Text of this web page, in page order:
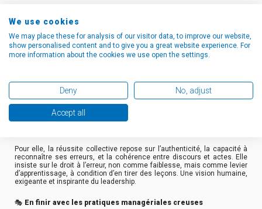
• Le Boss, qui organise, priorise et pilote l’action
🍽️Leadership et sincérité : la parole d’Hélène Darroze
La cheffe étoiléeHélène Darroze
Pour elle, la réussite collective repose sur l’authenticité, la capacité à
reconnaître ses erreurs, et la cohérence entre discours et actes. Elle
insiste sur le droit à l’erreur, non comme faiblesse, mais comme levier
d’apprentissage, à condition d’en tirer des leçons. Une vision humaine,
exigeante et inspirante du leadership.
🎭 En finir avec les pratiques managériales creuses
We use cookies
We may place these for analysis of our visitor data, to improve our website,
show personalised content and to give you a great website experience. For
more information about the cookies we use open the settings.
Deny No, adjust
Accept all